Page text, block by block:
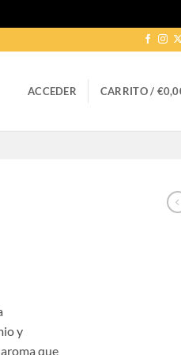
ACCEDER CARRITO / €
y
que